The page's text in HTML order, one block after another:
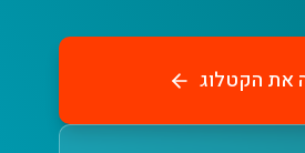
את הקטלוג